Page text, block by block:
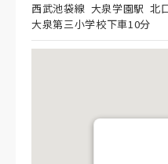
西武池袋線 大泉学園駅 北
大泉第三小学校下車10分